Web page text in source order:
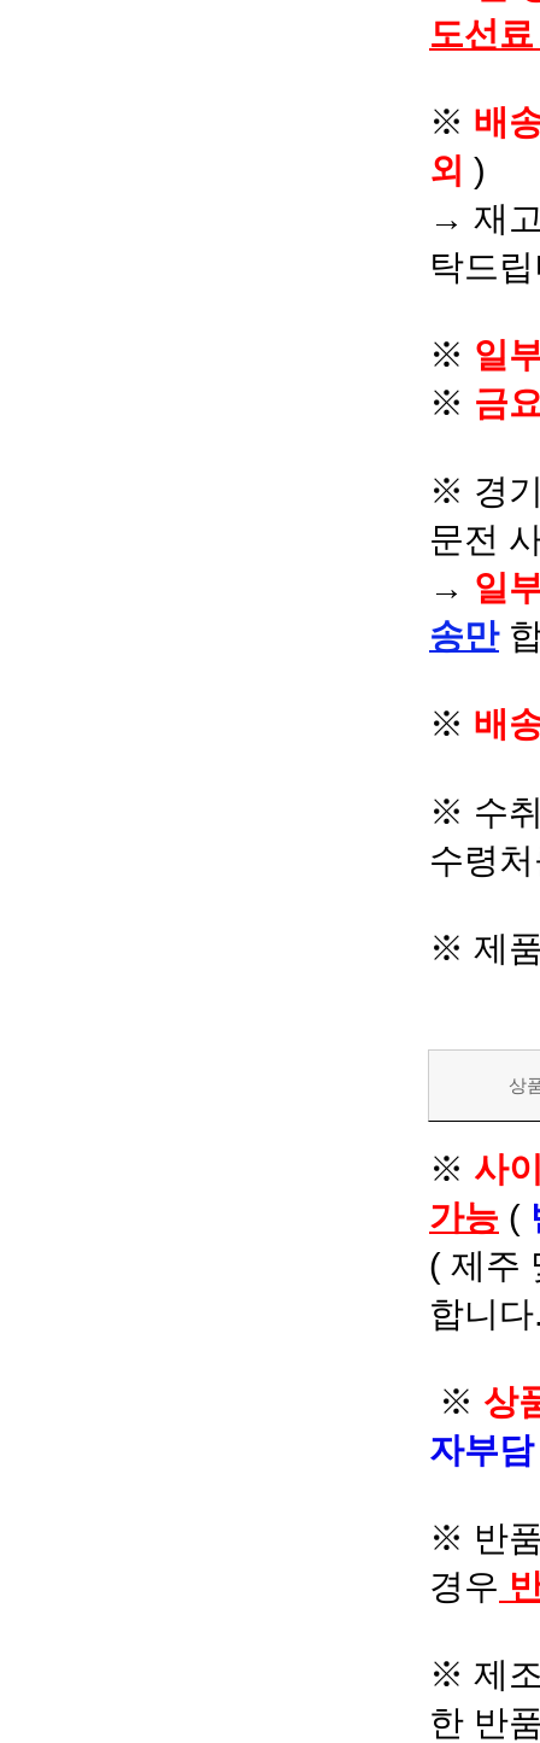
도선
※ 배
외 )
→ 재
탁드
※ 일
※ 금
※ 경
문전
→ 일
송만
※ 배
※ 수
수령
※ 제
상
※ 사
가능 (
( 제주
합니
※ 상
자부
※ 반
경우
※ 제
한 반